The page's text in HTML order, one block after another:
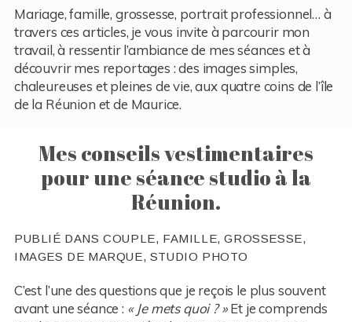
Mariage, famille, grossesse, portrait professionnel… à
travers ces articles, je vous invite à parcourir mon
travail, à ressentir l’ambiance de mes séances et à
découvrir mes reportages : des images simples,
chaleureuses et pleines de vie, aux quatre coins de l’île
de la Réunion et de Maurice.
Mes conseils vestimentaires
pour une séance studio à la
Réunion.
PUBLIÉ DANSCOUPLE, FAMILLE,GROSSESSE,
IMAGES DE MARQUE, STUDIO PHOTO
C’est l’une des questions que je reçois le plus souvent
avant une séance : « Je mets quoi ? »Et je comprends